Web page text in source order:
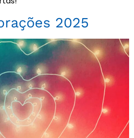
2025